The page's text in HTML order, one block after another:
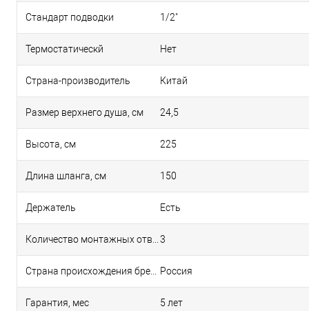
Стандарт подводки 1/2"
Термостатическй Нет
Страна-производитель Китай
Размер верхнего душа, см 24,5
Высота, см 225
Длина шланга, см 150
Держатель Есть
3
Россия
Гарантия, мес 5 лет